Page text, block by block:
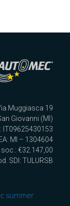
Muggiasca 19
Giovanni (MI)
IT09625430153
MI – 1304604
soc.: €32.147,00
SDI: TULURSB
summer